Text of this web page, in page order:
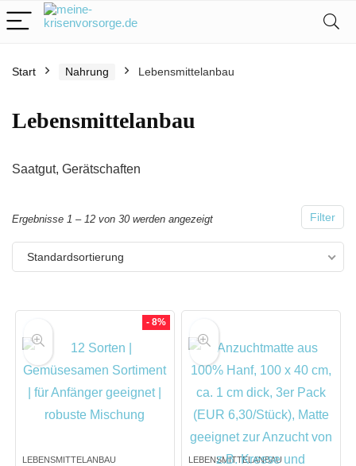
Start Nahrung Lebensmittelanbau
Lebensmittelanbau
Saatgut, Gerätschaften
Filter
Ergebnisse 1 – 12 von 30 werden angezeigt
Standardsortierung
- 8%
LEBENSMITTELANBAU LEBENSMITTELANBAU